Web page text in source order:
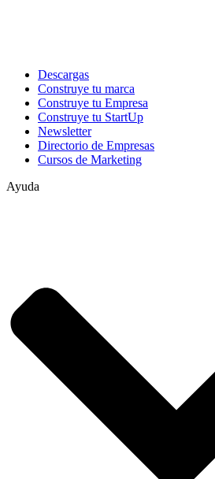
Descargas
Construye tu marca
Construye tu Empresa
Construye tu StartUp
Newsletter
Directorio de Empresas
Cursos de Marketing
Ayuda